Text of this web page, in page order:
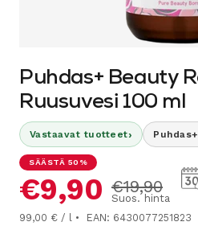
Puhdas+ Beauty
Ruusuvesi 100 ml
Vastaavat tuotteet› Puhdas+
SÄÄSTÄ 50%
€9,90 €19,90
Suos. hinta
99,00 € / l EAN: 6430077251823